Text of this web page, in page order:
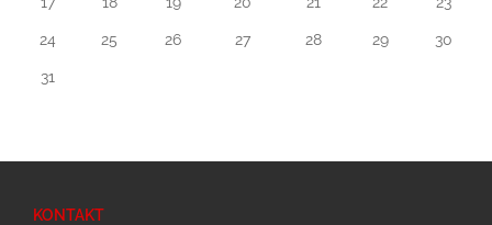
24 25 26 27 28 29 30
31
KONTAKT